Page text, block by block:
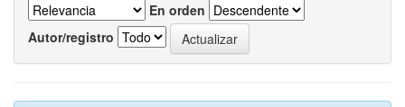
En orden
Autor/registro